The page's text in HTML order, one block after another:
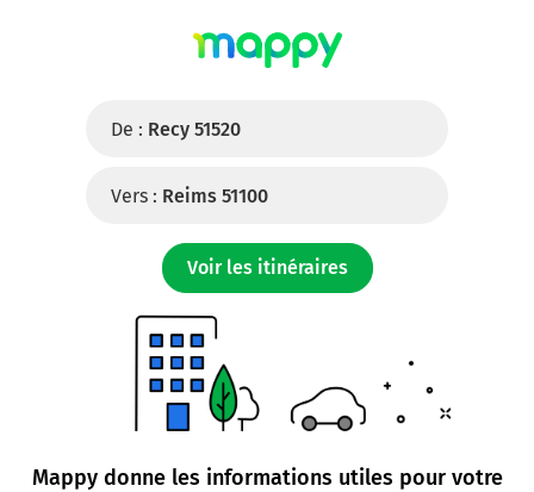
De : Recy 51520
Vers : Reims 51100
Voir les itinéraires
Mappy donne les informations utiles pour votre